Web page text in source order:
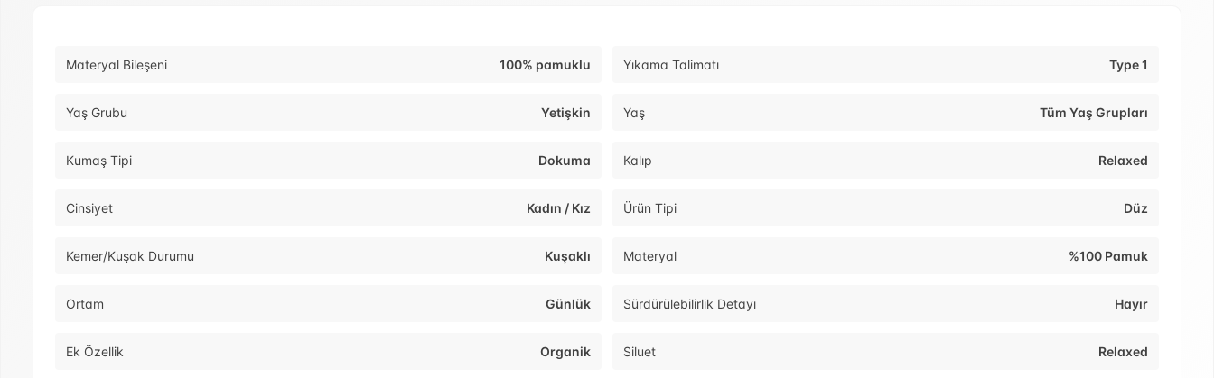
Materyal Bileşeni 100% pamuklu Yıkama Talimatı Type 1
Yaş Grubu Yetişkin Yaş Tüm Yaş Grupları
Kumaş Tipi Dokuma Kalıp Relaxed
Cinsiyet Kadın / Kız Ürün Tipi Düz
Kemer/Kuşak Durumu Kuşaklı Materyal %100 Pamuk
Ortam Günlük Sürdürülebilirlik Detayı Hayır
Ek Özellik Organik Siluet Relaxed